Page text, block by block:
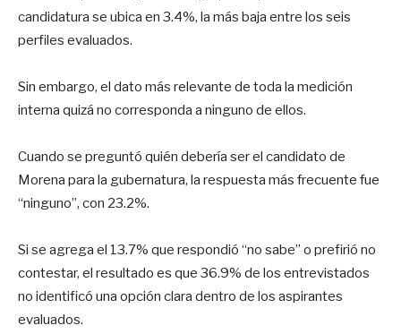
candidatura se ubica en 3.4%, la más baja entre los seis
perfiles evaluados.
Sin embargo, el dato más relevante de toda la medición
interna quizá no corresponda a ninguno de ellos.
Cuando se preguntó quién debería ser el candidato de
Morena para la gubernatura, la respuesta más frecuente fue
“ninguno”, con 23.2%.
Si se agrega el 13.7% que respondió “no sabe” o prefirió no
contestar, el resultado es que 36.9% de los entrevistados
no identificó una opción clara dentro de los aspirantes
evaluados.